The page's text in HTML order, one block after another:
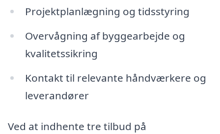
Projektplanlægning og tidsstyring
Overvågning af byggearbejde og
kvalitetssikring
Kontakt til relevante håndværkere og
leverandører
Ved at indhente tre tilbud på